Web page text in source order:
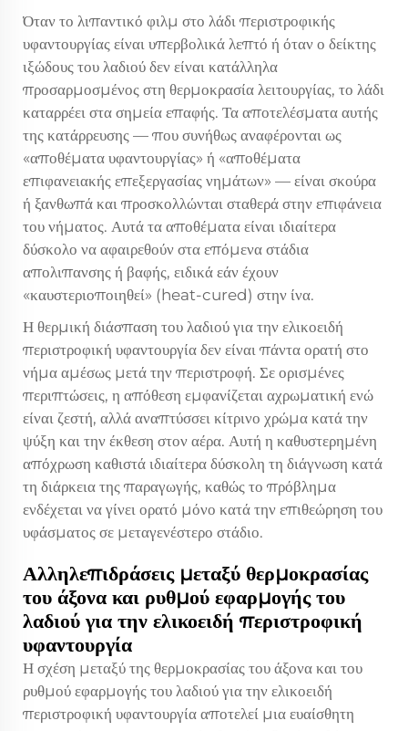
Όταν το λιπαντικό φιλμ στο λάδι περιστροφικής
υφαντουργίας είναι υπερβολικά λεπτό ή όταν ο δείκτης
ιξώδους του λαδιού δεν είναι κατάλληλα
προσαρμοσμένος στη θερμοκρασία λειτουργίας, το λάδι
καταρρέει στα σημεία επαφής. Τα αποτελέσματα αυτής
της κατάρρευσης — που συνήθως αναφέρονται ως
«αποθέματα υφαντουργίας» ή «αποθέματα
επιφανειακής επεξεργασίας νημάτων» — είναι σκούρα
ή ξανθωπά και προσκολλώνται σταθερά στην επιφάνεια
του νήματος. Αυτά τα αποθέματα είναι ιδιαίτερα
δύσκολο να αφαιρεθούν στα επόμενα στάδια
απολιπανσης ή βαφής, ειδικά εάν έχουν
«καυστεριοποιηθεί» (heat-cured) στην ίνα.
Η θερμική διάσπαση του λαδιού για την ελικοειδή
περιστροφική υφαντουργία δεν είναι πάντα ορατή στο
νήμα αμέσως μετά την περιστροφή. Σε ορισμένες
περιπτώσεις, η απόθεση εμφανίζεται αχρωματική ενώ
είναι ζεστή, αλλά αναπτύσσει κίτρινο χρώμα κατά την
ψύξη και την έκθεση στον αέρα. Αυτή η καθυστερημένη
απόχρωση καθιστά ιδιαίτερα δύσκολη τη διάγνωση κατά
τη διάρκεια της παραγωγής, καθώς το πρόβλημα
ενδέχεται να γίνει ορατό μόνο κατά την επιθεώρηση του
υφάσματος σε μεταγενέστερο στάδιο.
Αλληλεπιδράσεις μεταξύ θερμοκρασίας
του άξονα και ρυθμού εφαρμογής του
λαδιού για την ελικοειδή περιστροφική
υφαντουργία
Η σχέση μεταξύ της θερμοκρασίας του άξονα και του
ρυθμού εφαρμογής του λαδιού για την ελικοειδή
περιστροφική υφαντουργία αποτελεί μια ευαίσθητη